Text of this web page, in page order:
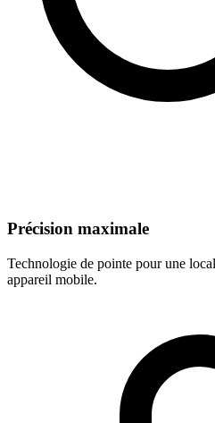
Précision maximale
Technologie de pointe pour une
appareil mobile.